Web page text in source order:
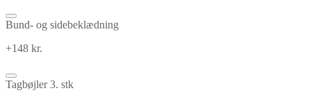
Bund- og sidebeklædning
+148 kr.
Tagbøjler 3. stk